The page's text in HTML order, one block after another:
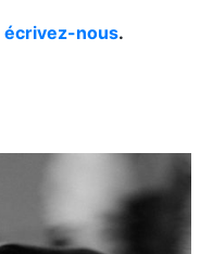
écrivez-nous.